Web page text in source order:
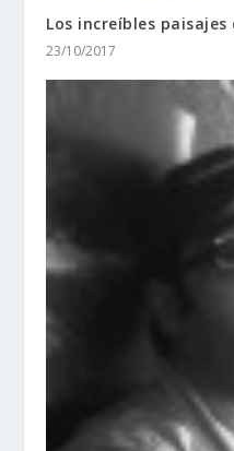
Los increíbles
23/10/2017